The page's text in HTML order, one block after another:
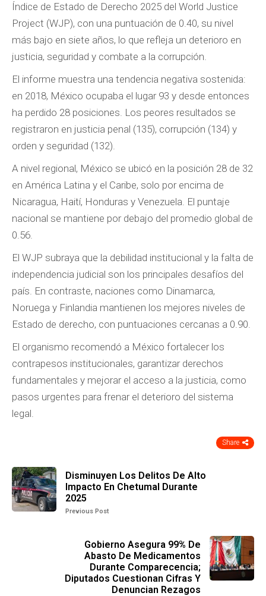
Índice de Estado de Derecho 2025 del World Justice
Project (WJP), con una puntuación de 0.40, su nivel
más bajo en siete años, lo que refleja un deterioro en
justicia, seguridad y combate a la corrupción.
El informe muestra una tendencia negativa sostenida:
en 2018, México ocupaba el lugar 93 y desde entonces
ha perdido 28 posiciones. Los peores resultados se
registraron en justicia penal (135), corrupción (134) y
orden y seguridad (132).
A nivel regional, México se ubicó en la posición 28 de 32
en América Latina y el Caribe, solo por encima de
Nicaragua, Haití, Honduras y Venezuela. El puntaje
nacional se mantiene por debajo del promedio global de
0.56.
El WJP subraya que la debilidad institucional y la falta de
independencia judicial son los principales desafíos del
país. En contraste, naciones como Dinamarca,
Noruega y Finlandia mantienen los mejores niveles de
Estado de derecho, con puntuaciones cercanas a 0.90.
El organismo recomendó a México fortalecer los
contrapesos institucionales, garantizar derechos
fundamentales y mejorar el acceso a la justicia, como
pasos urgentes para frenar el deterioro del sistema
legal.
Share
Disminuyen Los Delitos De Alto
Impacto En Chetumal Durante
2025
Previous Post
Gobierno Asegura 99% De
Abasto De Medicamentos
Durante Comparecencia;
Diputados Cuestionan Cifras Y
Denuncian Rezagos